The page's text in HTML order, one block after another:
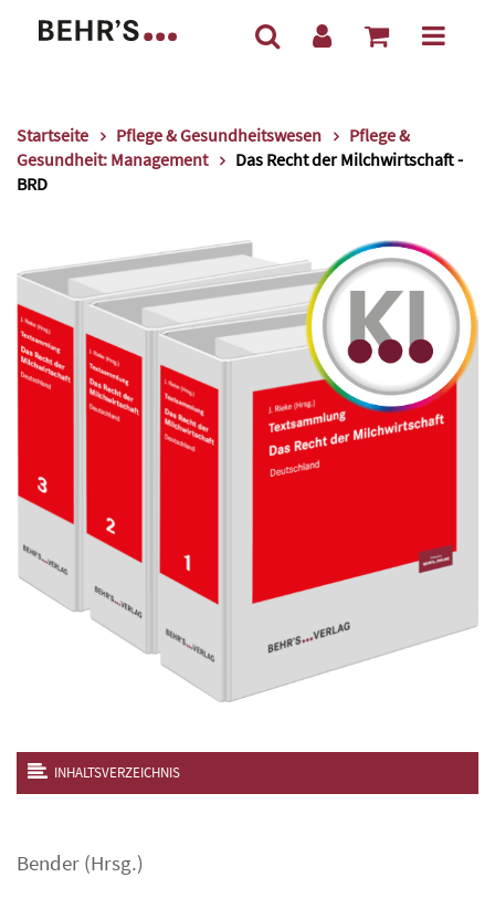
Startseite Pflege & Gesundheitswesen
Pflege &
Gesundheit: Management
Das Recht der Milchwirtschaft -
BRD
INHALTSVERZEICHNIS
Bender (Hrsg.)